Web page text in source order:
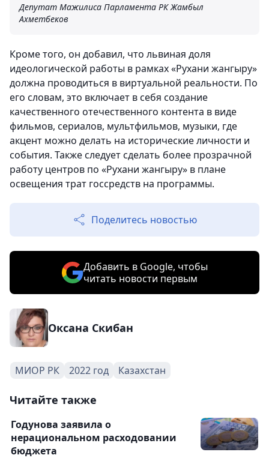
Депутат Мажилиса Парламента РК Жамбыл
Ахметбеков
Кроме того, он добавил, что львиная доля
идеологической работы в рамках «Рухани жангыру»
должна проводиться в виртуальной реальности. По
его словам, это включает в себя создание
качественного отечественного контента в виде
фильмов, сериалов, мультфильмов, музыки, где
акцент можно делать на исторические личности и
события. Также следует сделать более прозрачной
работу центров по «Рухани жангыру» в плане
освещения трат госсредств на программы.
Поделитесь новостью
Добавить в Google, чтобы
читать новости первым
Оксана Скибан
МИОР РК 2022 год Казахстан
Читайте также
Годунова заявила о
нерациональном расходовании
бюджета